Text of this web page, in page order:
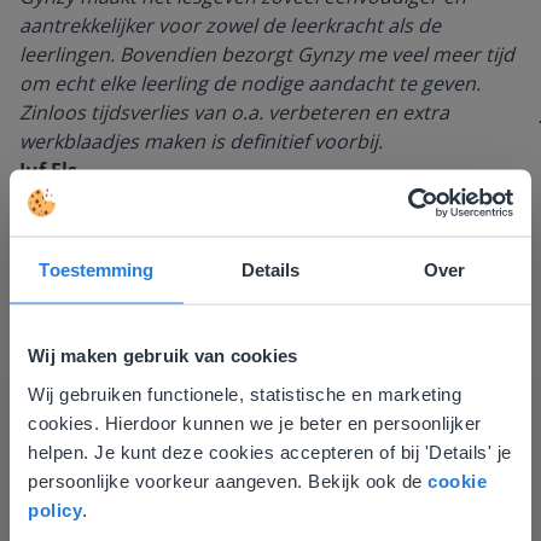
Toestemming Details Over
Wij maken gebruik van cookies
Wij gebruiken functionele, statistische en marketing
cookies. Hierdoor kunnen we je beter en persoonlijker
helpen. Je kunt deze cookies accepteren of bij 'Details' je
persoonlijke voorkeur aangeven. Bekijk ook de cookie
policy
aantrekkelijker voor zowel de leerkracht als de
leerlingen. Bovendien bezorgt Gynzy me veel meer tijd
om echt elke leerling de nodige aandacht te geven.
Zinloos tijdsverlies van o.a. verbeteren en extra
werkblaadjes maken is definitief voorbij.
Juf Els
Leefschool Het Droomschip
Deze website komt niet
overeen met je locatie
Gezien je locatie, denken we dat je misschien
liever naar de website voor English gaat. Hier